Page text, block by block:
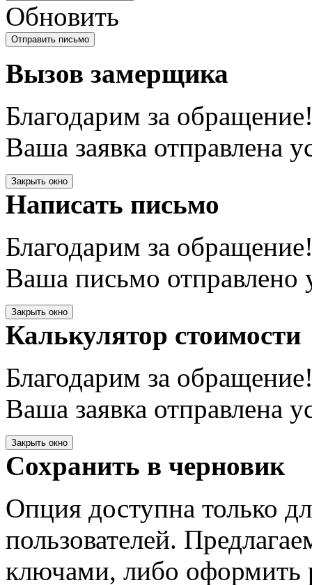
Обновить
Вызов замерщика
Благодарим за
Ваша заявка отправлена
Закрыть окно
Написать письмо
Благодарим за
Ваша письмо отправлено
Закрыть окно
Калькулятор стоимости
Благодарим за
Ваша заявка отправлена
Закрыть окно
Сохранить в черновик
Опция доступна только
пользователей.
ключами, либо оформить